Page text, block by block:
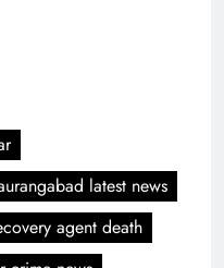
latest news
agent death